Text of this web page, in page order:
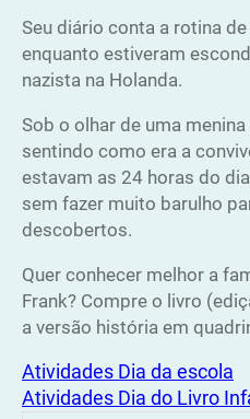
Seu diário conta a rotina
enquanto estiveram
nazista na Holanda.
Sob o olhar de uma
sentindo como era a
estavam as 24 horas do
sem fazer muito barulho
descobertos.
Quer conhecer melhor a
Frank? Compre o livro
a versão história em
Atividades Dia da escola
Atividades Dia do Livro